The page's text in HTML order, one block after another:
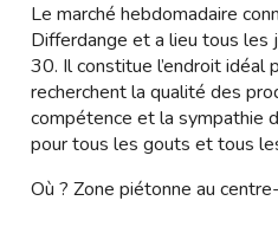
Le marché hebdomadaire
Differdange et a lieu tous
30. Il constitue l’endroit idéal
recherchent la qualité des
compétence et la sympathie
pour tous les gouts et tous
Où ? Zone piétonne au